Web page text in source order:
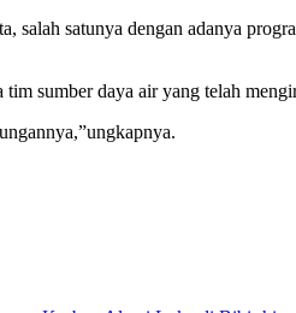
satunya dengan adanya
sumber daya air yang telah